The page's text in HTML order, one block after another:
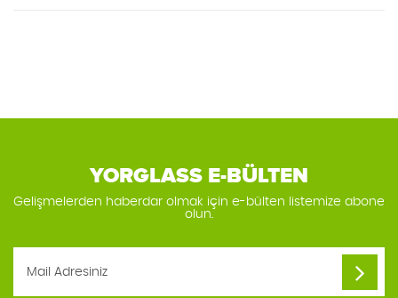
YORGLASS E-BÜLTEN
Gelişmelerden haberdar olmak için e-bülten listemize abone
olun.